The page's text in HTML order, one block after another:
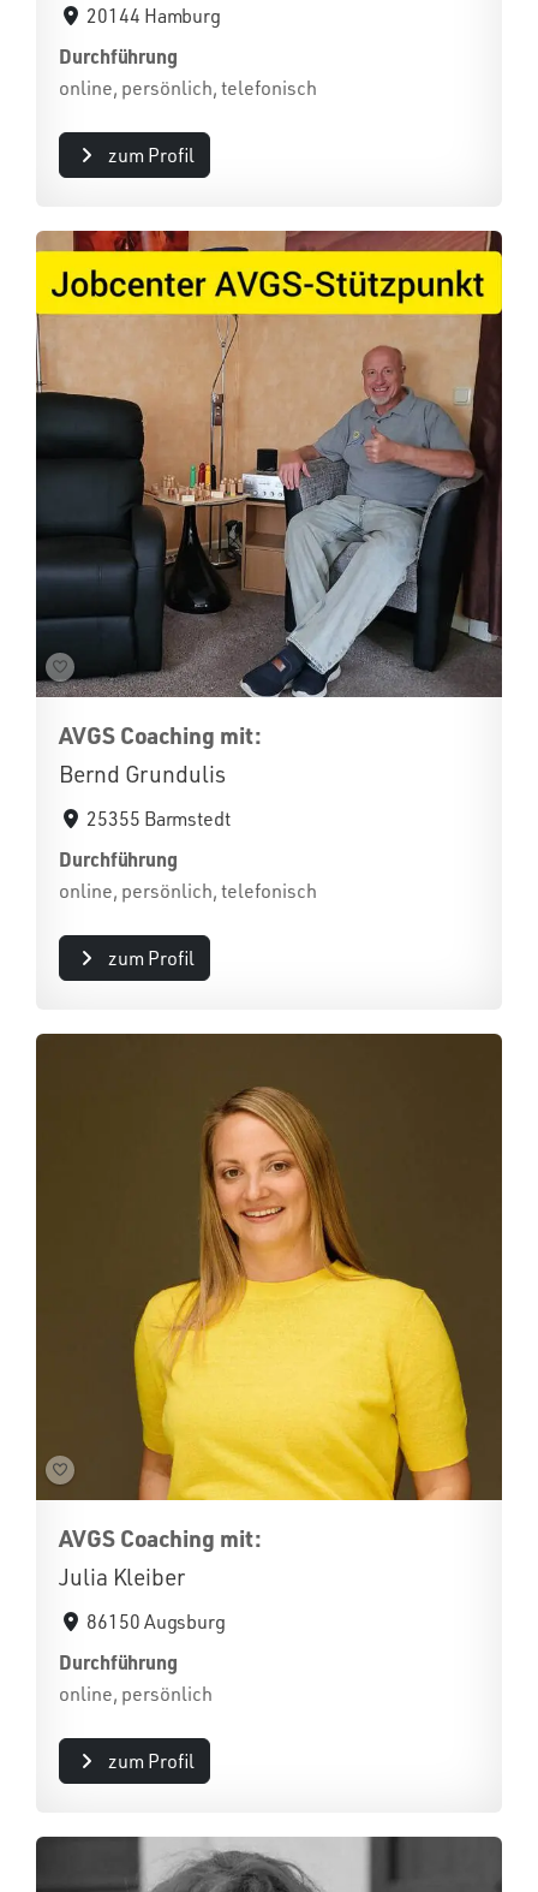
20144 Hamburg
Durchführung
online, persönlich, telefonisch
zum Profil
AVGS Coaching mit:
Bernd Grundulis
25355 Barmstedt
Durchführung
online, persönlich, telefonisch
zum Profil
AVGS Coaching mit:
Julia Kleiber
86150 Augsburg
Durchführung
online, persönlich
zum Profil